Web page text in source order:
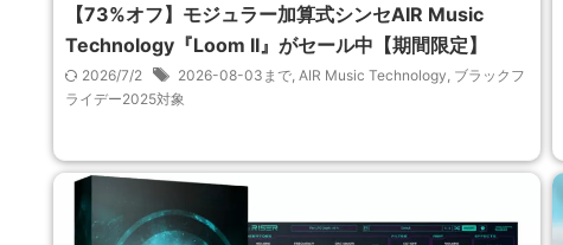
【73%オフ】モジュラー加算式シンセAIR Music
Technology『Loom II』がセール中【期間限定】
2026/7/2 2026-08-03まで AIR Music Technology ブラックフ
ライデー2025対象